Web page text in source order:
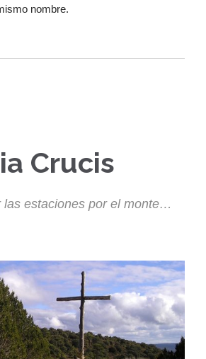
nombre.
Crucis
las estaciones por el monte…